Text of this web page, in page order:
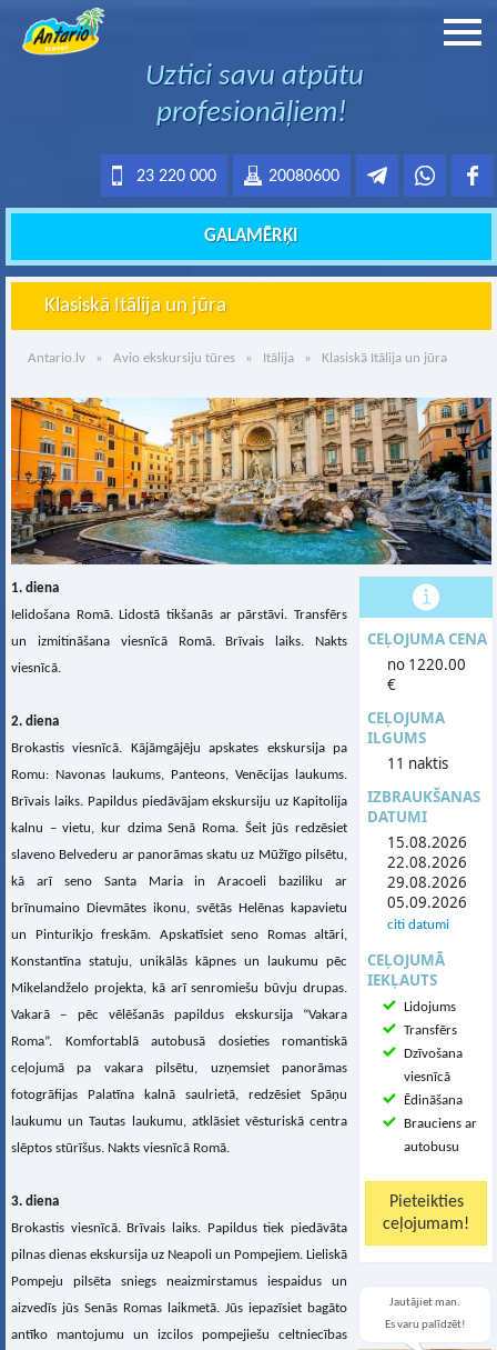
Uztici savu atpūtu
profesionāļiem!
20080600
23 220 000
GALAMĒRĶI
Klasiskā Itālija un jūra
Antario.lv » Avio ekskursiju tūres » Itālija » Klasiskā Itālija un jūra
CEĻOJUMA CENA
no 1220.00
€
CEĻOJUMA
ILGUMS
11 naktis
IZBRAUKŠANAS
DATUMI
15.08.2026
22.08.2026
29.08.2026
05.09.2026
citi datumi
CEĻOJUMĀ
IEKĻAUTS
Lidojums
Transfērs
Dzīvošana
viesnīcā
Ēdināšana
Brauciens ar
autobusu
Jautājiet man.
Es varu palīdzēt!
1. diena
Ielidošana Romā. Lidostā tikšanās ar pārstāvi. Transfērs
un izmitināšana viesnīcā Romā. Brīvais laiks. Nakts
viesnīcā.
2. diena
Brokastis viesnīcā. Kājāmgājēju apskates ekskursija pa
Romu: Navonas laukums, Panteons, Venēcijas laukums.
Brīvais laiks. Papildus piedāvājam ekskursiju uz Kapitolija
kalnu – vietu, kur dzima Senā Roma. Šeit jūs redzēsiet
slaveno Belvederu ar panorāmas skatu uz Mūžīgo pilsētu,
kā arī seno Santa Maria in Aracoeli baziliku ar
brīnumaino Dievmātes ikonu, svētās Helēnas kapavietu
un Pinturikjo freskām. Apskatīsiet seno Romas altāri,
Konstantīna statuju, unikālās kāpnes un laukumu pēc
Mikelandželo projekta, kā arī senromiešu būvju drupas.
Vakarā – pēc vēlēšanās papildus ekskursija “Vakara
Roma”. Komfortablā autobusā dosieties romantiskā
ceļojumā pa vakara pilsētu, uzņemsiet panorāmas
fotogrāfijas Palatīna kalnā saulrietā, redzēsiet Spāņu
laukumu un Tautas laukumu, atklāsiet vēsturiskā centra
slēptos stūrīšus. Nakts viesnīcā Romā.
3. diena
Brokastis viesnīcā. Brīvais laiks. Papildus tiek piedāvāta
pilnas dienas ekskursija uz Neapoli un Pompejiem. Lieliskā
Pompeju pilsēta sniegs neaizmirstamus iespaidus un
aizvedīs jūs Senās Romas laikmetā. Jūs iepazīsiet bagāto
antīko mantojumu un izcilos pompejiešu celtniecības